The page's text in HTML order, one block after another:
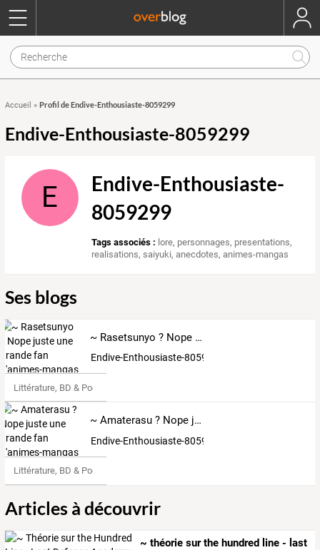
Accueil » Profil de Endive-Enthousiaste-8059299
Endive-Enthousiaste-8059299
E
Endive-Enthousiaste-
8059299
Tags associés : lore, personnages, presentations,
realisations,saiyuki,anecdotes,animes-mangas
Ses blogs
~ Rasetsunyo ? Nope juste une grande fan d'animes-mangas et de jeux-vidéos ~
Endive-Enthousiaste-8059299
Littérature, BD & Poésie
~ Amaterasu ? Nope juste une grande fan d'animes-mangas et de jeux-vidéos ~
Endive-Enthousiaste-8059299
Littérature, BD & Poésie
Articles à découvrir
~ théorie surthe hundred line - last